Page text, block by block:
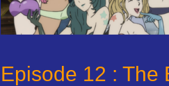
Episode 12 : The